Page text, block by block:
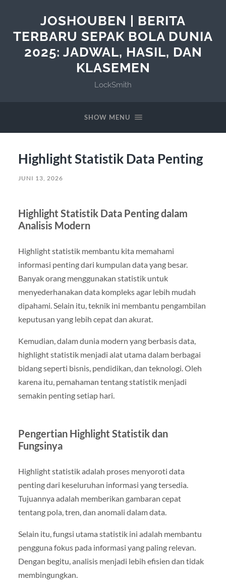
JOSHOUBEN | BERITA
TERBARU SEPAK BOLA DUNIA
2025: JADWAL, HASIL, DAN
KLASEMEN
LockSmith
SHOW MENU
Highlight Statistik Data Penting
JUNI 13, 2026
Highlight Statistik Data Penting dalam
Analisis Modern
Highlight statistik membantu kita memahami
informasi penting dari kumpulan data yang besar.
Banyak orang menggunakan statistik untuk
menyederhanakan data kompleks agar lebih mudah
dipahami. Selain itu, teknik ini membantu pengambilan
keputusan yang lebih cepat dan akurat.
Kemudian, dalam dunia modern yang berbasis data,
highlight statistik menjadi alat utama dalam berbagai
bidang seperti bisnis, pendidikan, dan teknologi. Oleh
karena itu, pemahaman tentang statistik menjadi
semakin penting setiap hari.
Pengertian Highlight Statistik dan
Fungsinya
Highlight statistik adalah proses menyoroti data
penting dari keseluruhan informasi yang tersedia.
Tujuannya adalah memberikan gambaran cepat
tentang pola, tren, dan anomali dalam data.
Selain itu, fungsi utama statistik ini adalah membantu
pengguna fokus pada informasi yang paling relevan.
Dengan begitu, analisis menjadi lebih efisien dan tidak
membingungkan.